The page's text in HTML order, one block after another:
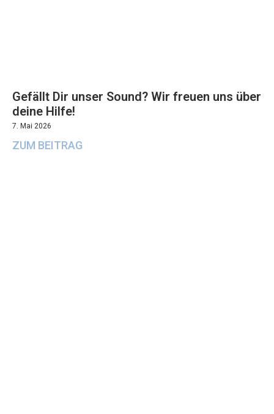
Gefällt Dir unser Sound? Wir freuen uns über
deine Hilfe!
7. Mai 2026
ZUM BEITRAG